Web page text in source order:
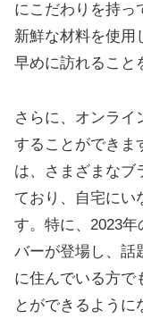
にこだわりを持っ
新鮮な材料を使用
早めに訪れること
さらに、オンライ
することができま
は、さまざまなブ
ており、自宅にい
す。特に、2023
バーが登場し、話
に住んでいる方で
とができるように